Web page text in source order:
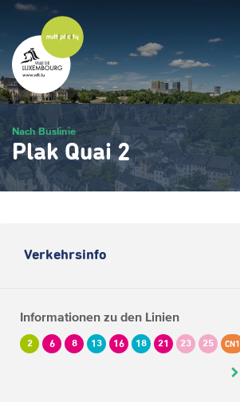
Zum
Hauptinhalt
gehen
Nach Buslinie
Plak Quai 2
Verkehrsinfo
Informationen zu den Linien
2 6 8 13 16 18 21 23 25 CN1